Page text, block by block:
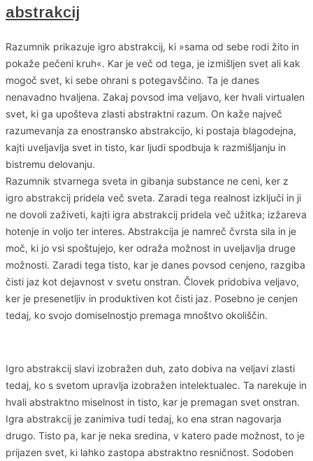
abstrakcij
Razumnik prikazuje igro abstrakcij, ki »sama od sebe rodi žito in
pokaže pečeni kruh«. Kar je več od tega, je izmišljen svet ali kak
mogoč svet, ki sebe ohrani s potegavščino. Ta je danes
nenavadno hvaljena. Zakaj povsod ima veljavo, ker hvali virtualen
svet, ki ga upošteva zlasti abstraktni razum. On kaže največ
razumevanja za enostransko abstrakcijo, ki postaja blagodejna,
kajti uveljavlja svet in tisto, kar ljudi spodbuja k razmišljanju in
bistremu delovanju.
Razumnik stvarnega sveta in gibanja substance ne ceni, ker z
igro abstrakcij pridela več sveta. Zaradi tega realnost izključi in ji
ne dovoli zaživeti, kajti igra abstrakcij pridela več užitka; izžareva
hotenje in voljo ter interes. Abstrakcija je namreč čvrsta sila in je
moč, ki jo vsi spoštujejo, ker odraža možnost in uveljavlja druge
možnosti. Zaradi tega tisto, kar je danes povsod cenjeno, razgiba
čisti jaz kot dejavnost v svetu onstran. Človek pridobiva veljavo,
ker je presenetljiv in produktiven kot čisti jaz. Posebno je cenjen
tedaj, ko svojo domiselnostjo premaga mnoštvo okoliščin.
Igro abstrakcij slavi izobražen duh, zato dobiva na veljavi zlasti
tedaj, ko s svetom upravlja izobražen intelektualec. Ta narekuje in
hvali abstraktno miselnost in tisto, kar je premagan svet onstran.
Igra abstrakcij je zanimiva tudi tedaj, ko ena stran nagovarja
drugo. Tisto pa, kar je neka sredina, v katero pade možnost, to je
prijazen svet, ki lahko zastopa abstraktno resničnost. Sodoben